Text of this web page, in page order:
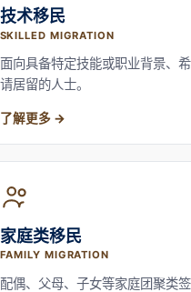
技术移民
SKILLED MIGRATION
面向具备特定技能或职业背景、
请居留的人士。
了解更多
家庭类移民
FAMILY MIGRATION
配偶、父母、子女等家庭团聚类